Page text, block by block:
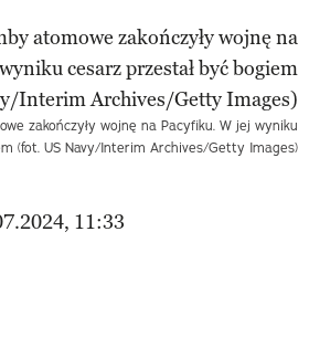
zakończyły wojnę na Pacyfiku. W jej wyniku
(fot. US Navy/Interim Archives/Getty Images)
11:33